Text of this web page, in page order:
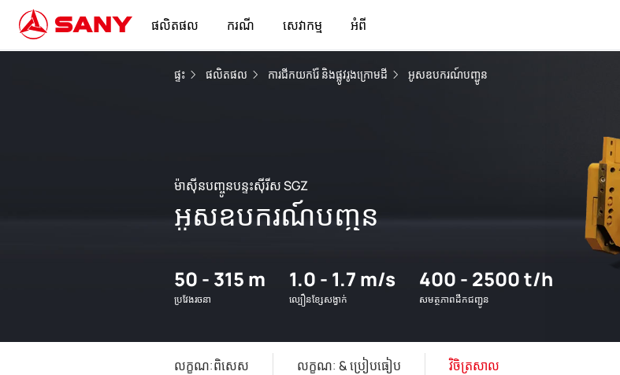
ផលិតផល ករណី សេវាកម្ម អំពី
ផ្ទះ ផលិតផល ការជីកយករ៉ែ និងផ្លូវរូងក្រោមដី អូសឧបករណ៍បញ្ជូន
ម៉ាស៊ីនបញ្ចូនបន្ទះស៊ីរីស SGZ
អូសឧបករណ៍បញ្ជូន
50 - 315 m
ប្រវែងរចនា
1.0 - 1.7 m/s
ល្បឿនខ្សែសង្វាក់
400 - 2500 t/h
សមត្ថភាពដឹកជញ្ជូន
លក្ខណៈពិសេស លក្ខណៈ & ប្រៀបធៀប វិចិត្រសាល